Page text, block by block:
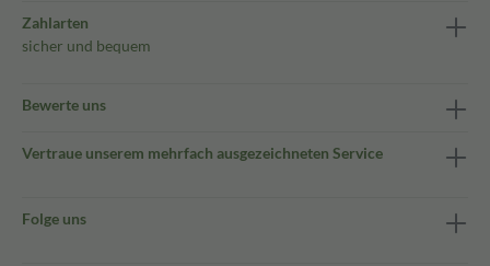
Zahlarten
sicher und bequem
Bewerte uns
Vertraue unserem mehrfach ausgezeichneten Service
Folge uns